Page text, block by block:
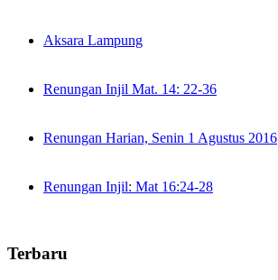
Aksara Lampung
Renungan Injil Mat. 14: 22-36
Renungan Harian, Senin 1 Agustus 2016
Renungan Injil: Mat 16:24-28
Terbaru